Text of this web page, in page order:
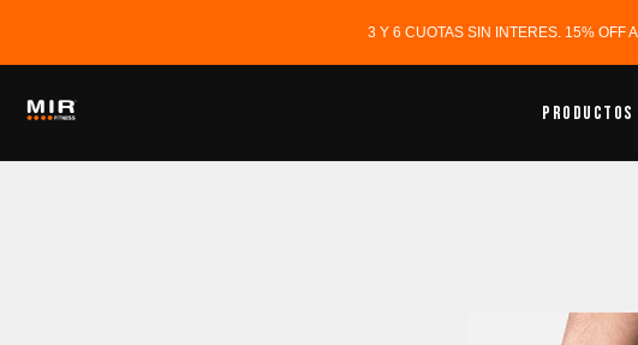
3 Y 6 CUOTAS SIN INTERES. 15% OFF
Productos